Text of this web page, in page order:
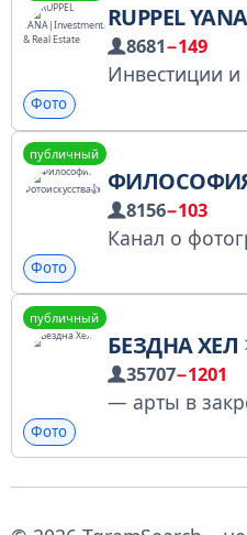
RUPPEL
8681−149
Фото
публичный
8156−103
Фото
публичный
БЕЗДНА ХЕЛ
35707−1201
Фото